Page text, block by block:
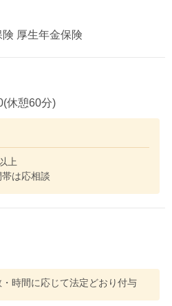
厚生年金保険
休憩60分)
上
は応相談
時間に応じて法定どおり付与